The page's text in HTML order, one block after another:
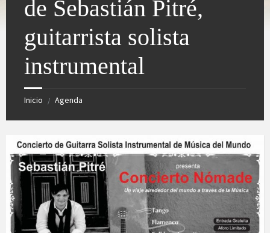
de Sebastián Pitré,
guitarrista solista
instrumental
Inicio / Agenda